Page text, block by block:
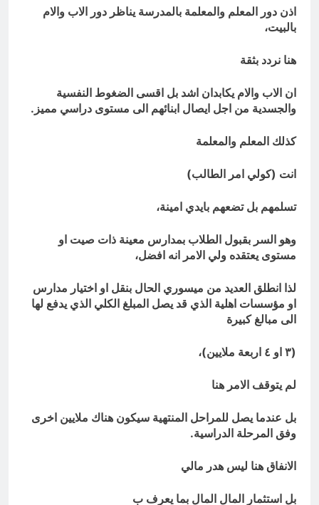
اذن دور المعلم والمعلمة بالمدرسة يناظر دور الاب والام
بالبيت،
هنا نردد بثقة
ان الاب والام يكابدان اشد بل اقسى الضغوط النفسية
والجسدية من اجل ايصال ابنائهم الى مستوى دراسي مميز.
كذلك المعلم والمعلمة
انت (كولي امر الطالب)
تسلمهم بل تضعهم بايدي امينة،
وهو السر بقبول الطلاب بمدارس معينة ذات صيت او
مستوى يعتقده ولي الامر انه افضل،
لذا انطلق العديد من ميسوري الحال بنقل او اختيار مدارس
او مؤسسات اهلية الذي قد يصل المبلغ الكلي الذي يدفع لها
الى مبالغ كبيرة
(٣ او ٤ اربعة ملايين)،
لم يتوقف الامر هنا
بل عندما يصل للمراحل المنتهية سيكون هناك ملايين اخرى
وفق المرحلة الدراسية.
الانفاق هنا ليس هدر مالي
بل استثمار المال المال بما يعرف ب